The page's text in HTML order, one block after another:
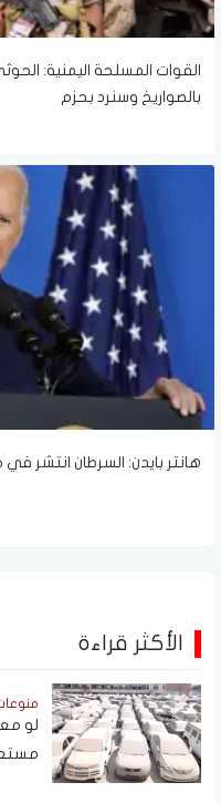
القوات المسلحة اليمنية:
بالصواريخ وسنرد بحزم
هانتر بايدن: السرطان انتشر
الأكثر قراءة
لو